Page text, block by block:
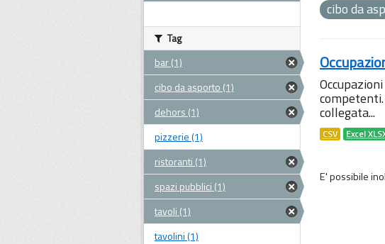
cibo da
collegata...
CSV Excel
E' possibile
Tag
bar (1)
cibo da asporto (1)
dehors (1)
pizzerie (1)
ristoranti (1)
spazi pubblici (1)
tavoli (1)
tavolini (1)